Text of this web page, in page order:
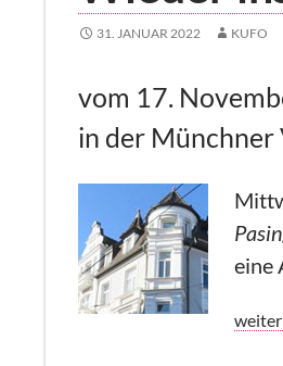
31. JANUAR 2022 KUFO
vom 17.
in der Münchner
eine